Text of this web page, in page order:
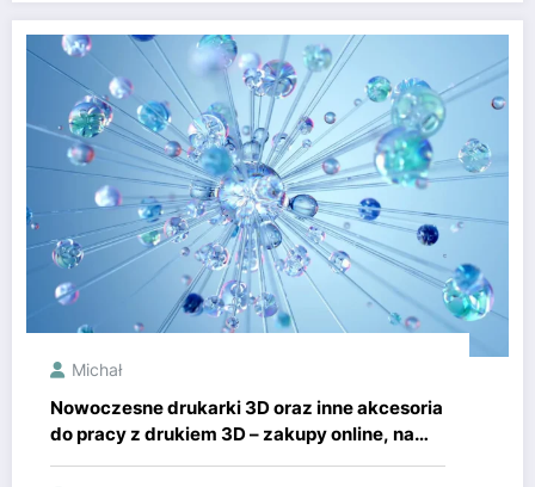
Michał
Nowoczesne drukarki 3D oraz inne akcesoria
do pracy z drukiem 3D – zakupy online, na